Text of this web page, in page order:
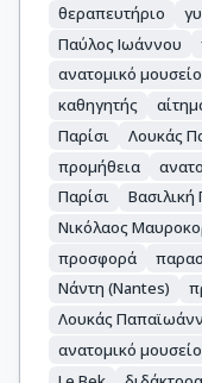
θεραπευτήριο
Παύλος Ιωάννου
ανατομικό μουσείο
καθηγητής
Παρίσι
Λουκάς
προμήθεια
Παρίσι
Βασιλική
Νικόλαος
προσφορά
Νάντη (Nantes)
Λουκάς
ανατομικό μουσείο